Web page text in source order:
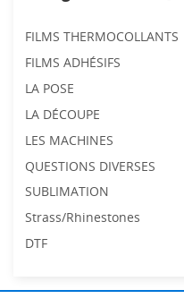
FILMS THERMOCOLLANTS
FILMS ADHÉSIFS
LA POSE
LA DÉCOUPE
LES MACHINES
QUESTIONS DIVERSES
SUBLIMATION
Strass/Rhinestones
DTF